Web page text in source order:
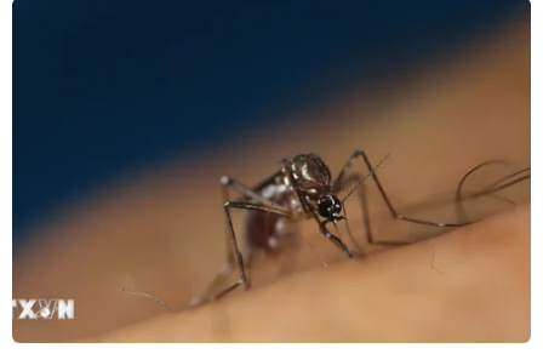
#an ninh
#thời sự hôm nay
#truy nã
#hình sự
#phạm pháp
#pháp luật #pháp đình
#xã hội
#an ninh xã hội
#chính trị #VietnamPlus
#Vietnam
#Plus
Mỹ